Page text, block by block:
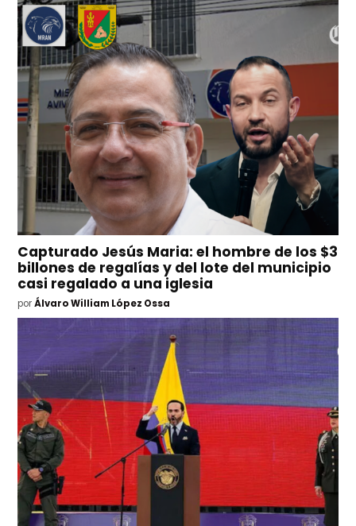
Capturado Jesús Maria: el hombre de los $3
billones de regalías y del lote del municipio
casi regalado a una iglesia
por Álvaro William López Ossa